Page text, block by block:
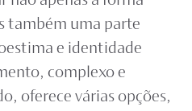
também uma parte
e identidade
complexo e
oferece várias opções,